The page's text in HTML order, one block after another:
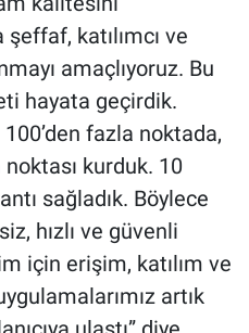
katılımcı ve
amaçlıyoruz. Bu
hayata geçirdik.
fazla noktada,
kurduk. 10
sağladık. Böylece
hızlı ve güvenli
için erişim, katılım ve
artık